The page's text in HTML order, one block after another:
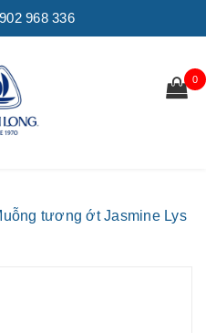
968 336
0
tương ớt Jasmine Lys